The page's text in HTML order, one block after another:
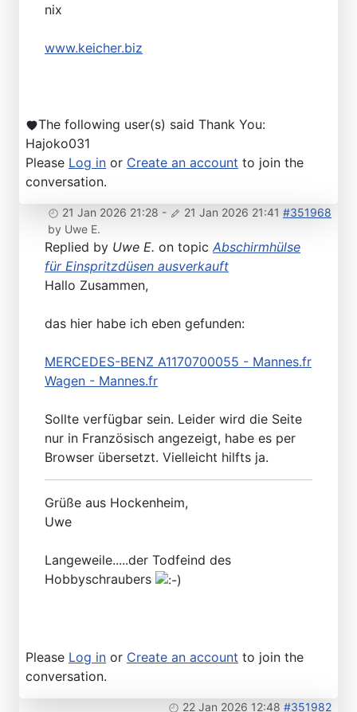
nix
www.keicher.biz
The following user(s) said Thank You:
Hajoko031
Please Log in or Create an account to join the
conversation.
21 Jan 2026 21:28 - 21 Jan 2026 21:41 #351968
by Uwe E.
Replied by Uwe E. on topic Abschirmhülse
für Einspritzdüsen ausverkauft
Hallo Zusammen,
das hier habe ich eben gefunden:
MERCEDES-BENZ A1170700055 - Mannes.fr
Wagen - Mannes.fr
Sollte verfügbar sein. Leider wird die Seite
nur in Französisch angezeigt, habe es per
Browser übersetzt. Vielleicht hilfts ja.
Grüße aus Hockenheim,
Uwe
Langeweile.....der Todfeind des
Hobbyschraubers
Please Log in or Create an account to join the
conversation.
22 Jan 2026 12:48 #351982